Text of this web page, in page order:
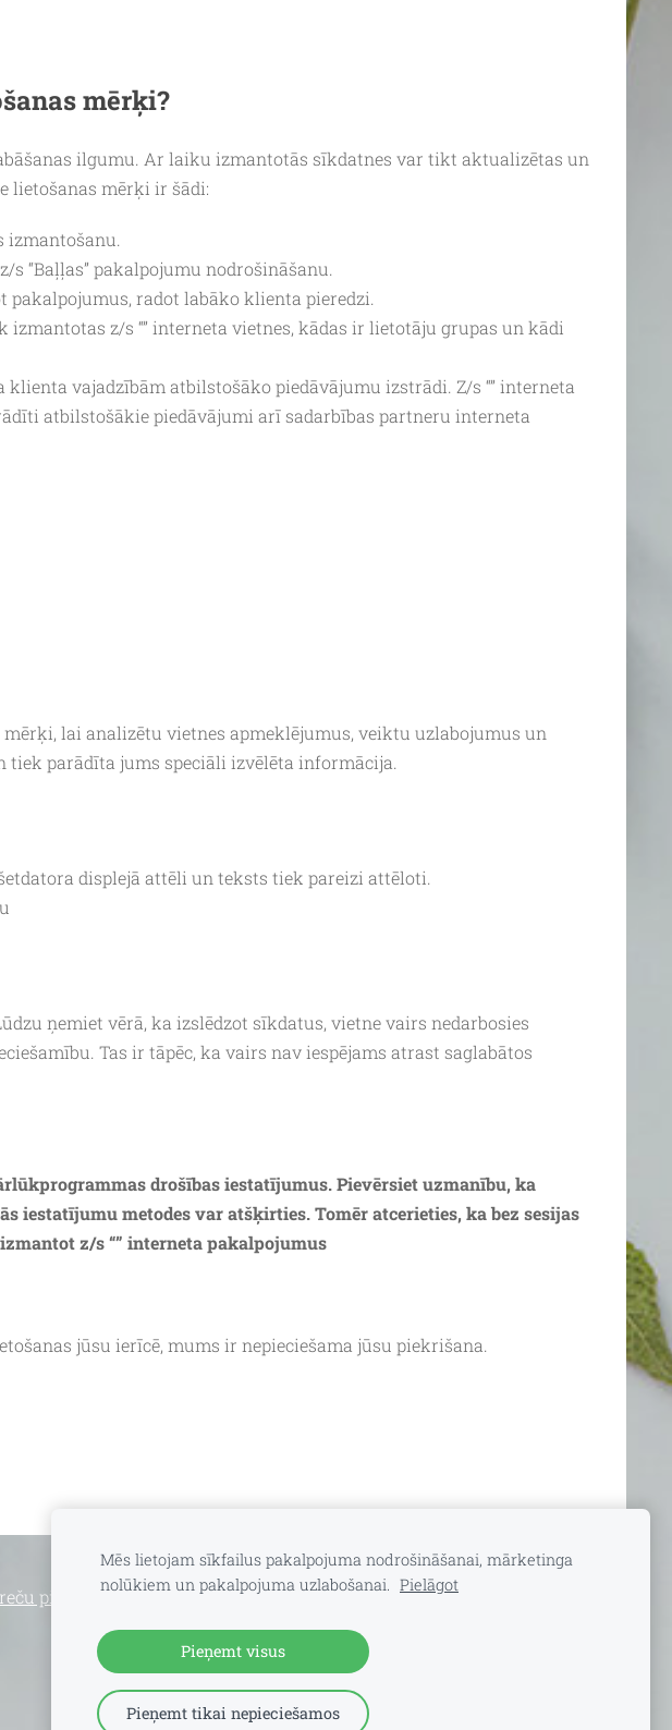
mērķi?
ilgumu. Ar laiku izmantotās sīkdatnes var tikt aktualizētas un
lietošanas mērķi ir šādi:
izmantošanu.
“Baļļas” pakalpojumu nodrošināšanu.
radot labāko klienta pieredzi.
z/s “” interneta vietnes, kādas ir lietotāju grupas un kādi
vajadzībām atbilstošāko piedāvājumu izstrādi. Z/s “” interneta
atbilstošākie piedāvājumi arī sadarbības partneru interneta
lai analizētu vietnes apmeklējumus, veiktu uzlabojumus un
parādīta jums speciāli izvēlēta informācija.
displejā attēli un teksts tiek pareizi attēloti.
ņemiet vērā, ka izslēdzot sīkdatus, vietne vairs nedarbosies
Tas ir tāpēc, ka vairs nav iespējams atrast saglabātos
drošības iestatījumus. Pievērsiet uzmanību, ka
metodes var atšķirties. Tomēr atcerieties, ka bez sesijas
z/s “” interneta pakalpojumus
jūsu ierīcē, mums ir nepieciešama jūsu piekrišana.
piegāde un atgriešana Sīkdatnes
Mēs lietojam sīkfailus pakalpojuma nodrošināšanai, mārketinga
nolūkiem un pakalpojuma uzlabošanai. Pielāgot
Pieņemt visus
Pieņemt tikai nepieciešamos